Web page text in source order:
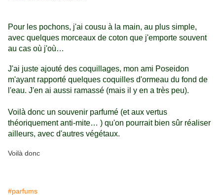
Pour les pochons, j'ai cousu à la main, au plus simple,
avec quelques morceaux de coton que j'emporte souvent
au cas où j'où…
J'ai juste ajouté des coquillages, mon ami Poseidon
m'ayant rapporté quelques coquilles d'ormeau du fond de
l'eau. J'en ai aussi ramassé (mais il y en a très peu).
Voilà donc un souvenir parfumé (et aux vertus
théoriquement anti-mite… ) qu'on pourrait bien sûr réaliser
ailleurs, avec d'autres végétaux.
Voilà donc
#parfums